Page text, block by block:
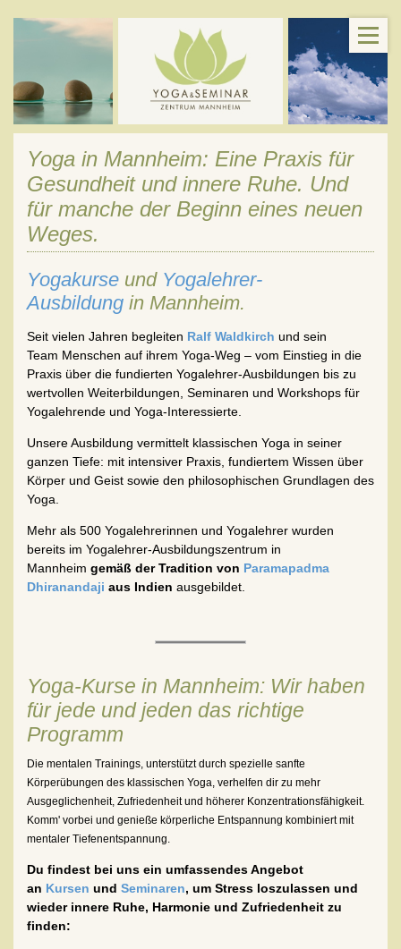
Yoga in Mannheim: Eine Praxis für
Gesundheit und innere Ruhe. Und
für manche der Beginn eines neuen
Weges.
Yogakurse und Yogalehrer-
Ausbildung in Mannheim.
Seit vielen Jahren begleiten Ralf Waldkirch und sein
Team Menschen auf ihrem Yoga-Weg – vom Einstieg in die
Praxis über die fundierten Yogalehrer-Ausbildungen bis zu
wertvollen Weiterbildungen, Seminaren und Workshops für
Yogalehrende und Yoga-Interessierte.
Unsere Ausbildung vermittelt klassischen Yoga in seiner
ganzen Tiefe: mit intensiver Praxis, fundiertem Wissen über
Körper und Geist sowie den philosophischen Grundlagen des
Yoga.
Mehr als 500 Yogalehrerinnen und Yogalehrer wurden
bereits im Yogalehrer-Ausbildungszentrum in
Mannheim gemäß der Tradition von Paramapadma
Dhiranandaji aus Indien ausgebildet.
Yoga-Kurse in Mannheim: Wir haben
für jede und jeden das richtige
Programm
Die mentalen Trainings, unterstützt durch spezielle sanfte
Körperübungen des klassischen Yoga, verhelfen dir zu mehr
Ausgeglichenheit, Zufriedenheit und höherer Konzentrationsfähigkeit.
Komm' vorbei und genieße körperliche Entspannung kombiniert mit
mentaler Tiefenentspannung.
Du findest bei uns ein umfassendes Angebot
an Kursen und Seminaren, um Stress loszulassen und
wieder innere Ruhe, Harmonie und Zufriedenheit zu
finden: